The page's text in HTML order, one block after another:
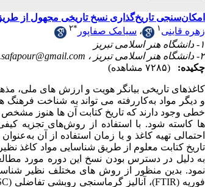
امکان‌سنجی تاریخ‌گذاری نسخ تاریخی مجهول از
زهره قاینی ۱ ، سیامک صفاپور *۲
۱- دانشگاه هنر اسلامی تبریز
۲- دانشگاه هنر اسلامی تبریز ،
چکیده:
(۷۲۸۵ مشاهده)
کاغذهای تاریخی بیانگر هویت و ارزش های ملی،
و دیگر مواد به‌کاررفته می تواند به شناخت
خطی وجود دارند که تاریخ کتابت آن ها هنوز
ها کاسته شود. با استفاده از روش‌های تجزیه
احتمالی تهیه کاغذ و یا زمان استفاده از آن
تاریخ کتابت معلوم از طریق شناسایی مواد کاغذ
به دلیل در دسترس بودن نسخ این دوره مورد
نمود. بدین منظور از روش های مختلف نظیر